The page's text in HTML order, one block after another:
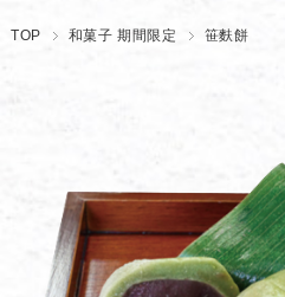
TOP 和菓子 期間限定 笹麩餅